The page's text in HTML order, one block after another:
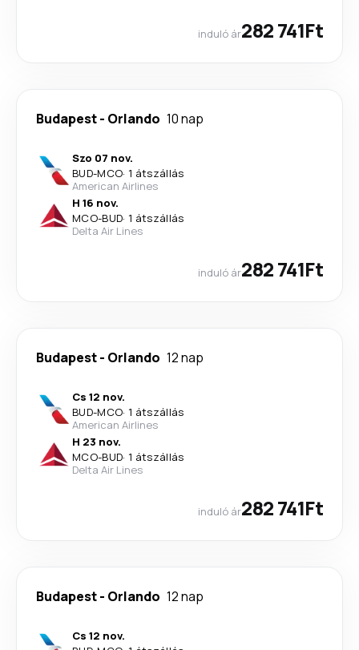
induló ár282 741Ft
Budapest- Orlando 10 nap
Szo 07 nov.
BUD-MCO· 1 átszállás
American Airlines
H 16 nov.
MCO-BUD· 1 átszállás
Delta Air Lines
induló ár282 741Ft
Budapest- Orlando 12 nap
Cs 12 nov.
BUD-MCO· 1 átszállás
American Airlines
H 23 nov.
MCO-BUD· 1 átszállás
Delta Air Lines
induló ár282 741Ft
Budapest- Orlando 12 nap
Cs 12 nov.